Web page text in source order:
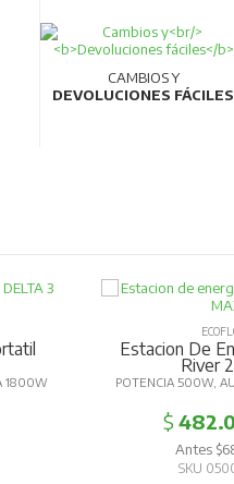
CAMBIOS Y
DEVOLUCIONES FÁCILES
De Energia Portatil
500W, AUTONOMIA 512WH